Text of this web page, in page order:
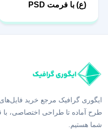
(ع) با فرمت PSD
ایگوری گرافیک مرجع خرید
طرح آماده تا طراحی اختصاصی، با
شما هستیم.